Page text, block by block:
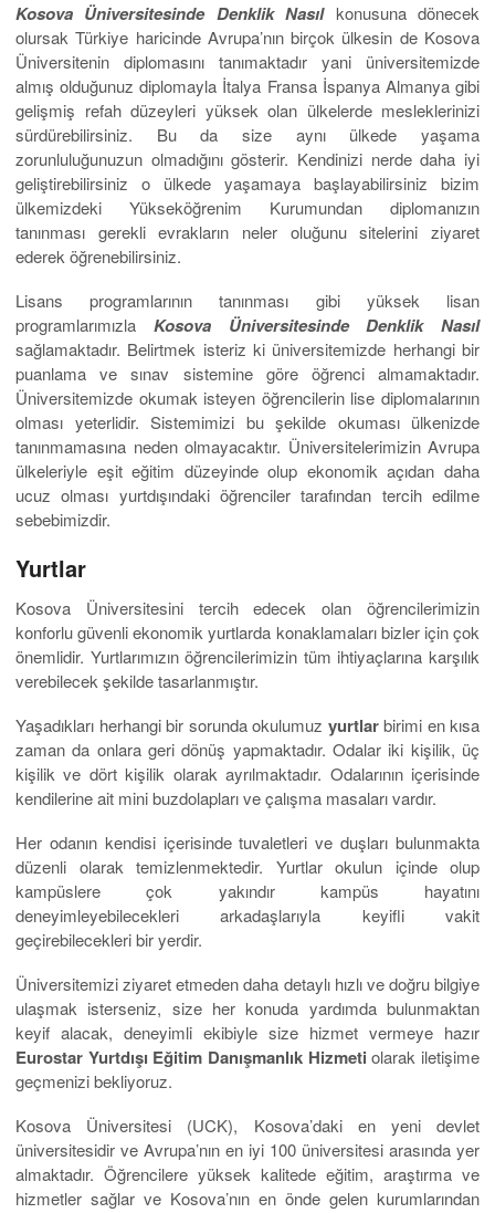
Kosova Üniversitesinde Denklik Nasıl konusuna dönecek
olursak Türkiye haricinde Avrupa’nın birçok ülkesin de Kosova
Üniversitenin diplomasını tanımaktadır yani üniversitemizde
almış olduğunuz diplomayla İtalya Fransa İspanya Almanya gibi
gelişmiş refah düzeyleri yüksek olan ülkelerde mesleklerinizi
sürdürebilirsiniz. Bu da size aynı ülkede yaşama
zorunluluğunuzun olmadığını gösterir. Kendinizi nerde daha iyi
geliştirebilirsiniz o ülkede yaşamaya başlayabilirsiniz bizim
ülkemizdeki Yükseköğrenim Kurumundan diplomanızın
tanınması gerekli evrakların neler oluğunu sitelerini ziyaret
ederek öğrenebilirsiniz.
Lisans programlarının tanınması gibi yüksek lisan
programlarımızla Kosova Üniversitesinde Denklik Nasıl
sağlamaktadır. Belirtmek isteriz ki üniversitemizde herhangi bir
puanlama ve sınav sistemine göre öğrenci almamaktadır.
Üniversitemizde okumak isteyen öğrencilerin lise diplomalarının
olması yeterlidir. Sistemimizi bu şekilde okuması ülkenizde
tanınmamasına neden olmayacaktır. Üniversitelerimizin Avrupa
ülkeleriyle eşit eğitim düzeyinde olup ekonomik açıdan daha
ucuz olması yurtdışındaki öğrenciler tarafından tercih edilme
sebebimizdir.
Yurtlar
Kosova Üniversitesini tercih edecek olan öğrencilerimizin
konforlu güvenli ekonomik yurtlarda konaklamaları bizler için çok
önemlidir. Yurtlarımızın öğrencilerimizin tüm ihtiyaçlarına karşılık
verebilecek şekilde tasarlanmıştır.
Yaşadıkları herhangi bir sorunda okulumuz yurtlarbirimi en kısa
zaman da onlara geri dönüş yapmaktadır. Odalar iki kişilik, üç
kişilik ve dört kişilik olarak ayrılmaktadır. Odalarının içerisinde
kendilerine ait mini buzdolapları ve çalışma masaları vardır.
Her odanın kendisi içerisinde tuvaletleri ve duşları bulunmakta
düzenli olarak temizlenmektedir. Yurtlar okulun içinde olup
kampüslere çok yakındır kampüs hayatını
deneyimleyebilecekleri arkadaşlarıyla keyifli vakit
geçirebilecekleri bir yerdir.
Üniversitemizi ziyaret etmeden daha detaylı hızlı ve doğru bilgiye
ulaşmak isterseniz, size her konuda yardımda bulunmaktan
keyif alacak, deneyimli ekibiyle size hizmet vermeye hazır
Eurostar Yurtdışı Eğitim Danışmanlık Hizmetiolarak iletişime
geçmenizi bekliyoruz.
Kosova Üniversitesi (UCK), Kosova’daki en yeni devlet
üniversitesidir ve Avrupa’nın en iyi 100 üniversitesi arasında yer
almaktadır. Öğrencilere yüksek kalitede eğitim, araştırma ve
hizmetler sağlar ve Kosova’nın en önde gelen kurumlarından